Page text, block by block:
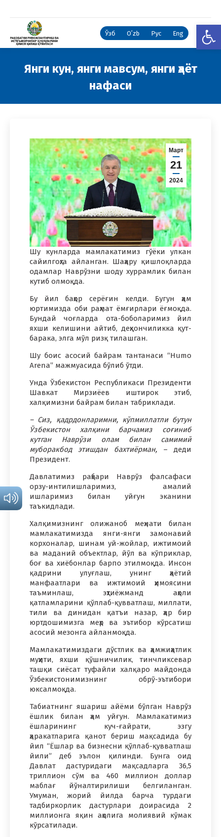
Ўзб Oʻzb Рус Eng
Янги кун, янги мавсум, янги ҳаёт
нафаси
Март
21
2024
Шу кунларда мамлакатимиз гўёки улкан
сайилгоҳга айланган. Шаҳару қишлоқларда
одамлар Наврўзни шоду хуррамлик билан
кутиб олмоқда.
Бу йил баҳор серёғин келди. Бугун ҳам
юртимизда оби раҳмат ёмғирлари ёғмоқда.
Бундай чоғларда ота-боболаримиз йил
яхши келишини айтиб, деҳқончиликка қут-
барака, элга мўл ризқ тилашган.
Шу боис асосий байрам тантанаси “Humo
Arena” мажмуасида бўлиб ўтди.
Унда Ўзбекистон Республикаси Президенти
Шавкат Мирзиёев иштирок этиб,
халқимизни байрам билан табриклади.
– Сиз, қадрдонларимни, кўпмиллатли бутун
Ўзбекистон халқини барчамиз соғиниб
кутган Наврўзи олам билан самимий
муборакбод этишдан бахтиёрман, – деди
Президент.
Давлатимиз раҳбари Наврўз фалсафаси
орзу-интилишларимиз, амалий
ишларимиз билан уйғун эканини
таъкидлади.
Халқимизнинг олижаноб меҳнати билан
мамлакатимизда янги-янги замонавий
корхоналар, шинам уй-жойлар, ижтимоий
ва маданий объектлар, йўл ва кўприклар,
боғ ва хиёбонлар барпо этилмоқда. Инсон
қадрини улуғлаш, унинг ҳаётий
манфаатлари ва ижтимоий ҳимоясини
таъминлаш, эҳтиёжманд аҳоли
қатламларини қўллаб-қувватлаш, миллати,
тили ва динидан қатъи назар, ҳар бир
юртдошимизга меҳр ва эътибор кўрсатиш
асосий мезонга айланмоқда.
Мамлакатимиздаги дўстлик ва ҳамжиҳатлик
муҳити, яхши қўшничилик, тинчликсевар
ташқи сиёсат туфайли халқаро майдонда
Ўзбекистонимизнинг обрў-эътибори
юксалмоқда.
Табиатнинг яшариш айёми бўлган Наврўз
ёшлик билан ҳам уйғун. Мамлакатимиз
ёшларининг куч-ғайрати, эзгу
ҳаракатларига қанот бериш мақсадида бу
йил “Ёшлар ва бизнесни қўллаб-қувватлаш
йили” деб эълон қилинди. Бунга оид
Давлат дастуридаги мақсадларга 36,5
триллион сўм ва 460 миллион доллар
маблағ йўналтирилиши белгиланган.
Умуман, жорий йилда барча турдаги
тадбиркорлик дастурлари доирасида 2
миллионга яқин аҳолига молиявий кўмак
кўрсатилади.